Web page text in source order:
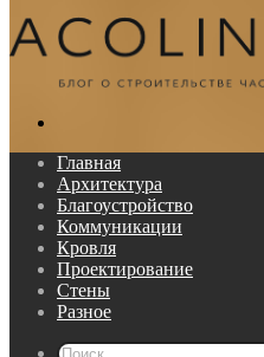
Главная
Архитектура
Благоустройство
Коммуникации
Кровля
Проектирование
Стены
Разное